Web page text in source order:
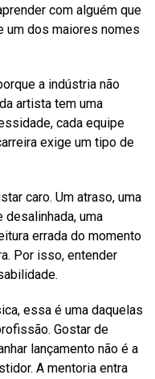
com alguém que
um dos maiores nomes
a indústria não
artista tem uma
cada equipe
exige um tipo de
caro. Um atraso, uma
desalinhada, uma
errada do momento
Por isso, entender
essa é uma daquelas
Gostar de
lançamento não é a
A mentoria entra